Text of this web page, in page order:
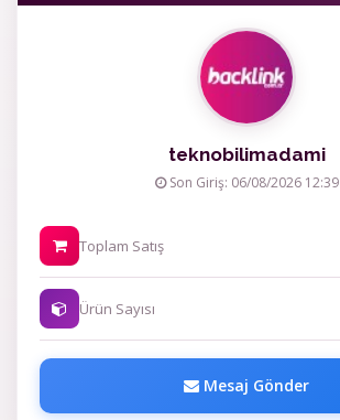
teknobilimadami
Son Giriş: 06/08/2026 12:39
Toplam Satış
Ürün Sayısı
Mesaj Gönder